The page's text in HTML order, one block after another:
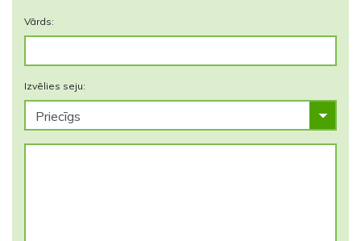
Vārds:
Izvēlies seju: